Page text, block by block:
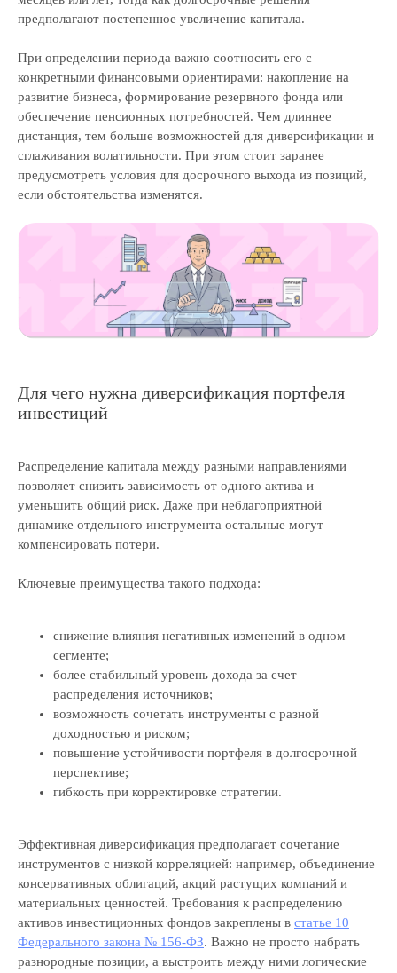
предполагают постепенное увеличение капитала.
При определении периода важно соотносить его с
конкретными финансовыми ориентирами: накопление на
развитие бизнеса, формирование резервного фонда или
обеспечение пенсионных потребностей. Чем длиннее
дистанция, тем больше возможностей для диверсификации и
сглаживания волатильности. При этом стоит заранее
предусмотреть условия для досрочного выхода из позиций,
если обстоятельства изменятся.
Для чего нужна диверсификация портфеля
инвестиций
Распределение капитала между разными направлениями
позволяет снизить зависимость от одного актива и
уменьшить общий риск. Даже при неблагоприятной
динамике отдельного инструмента остальные могут
компенсировать потери.
Ключевые преимущества такого подхода:
снижение влияния негативных изменений в одном
сегменте;
более стабильный уровень дохода за счет
распределения источников;
возможность сочетать инструменты с разной
доходностью и риском;
повышение устойчивости портфеля в долгосрочной
перспективе;
гибкость при корректировке стратегии.
Эффективная диверсификация предполагает сочетание
инструментов с низкой корреляцией: например, объединение
консервативных облигаций, акций растущих компаний и
материальных ценностей. Требования к распределению
активов инвестиционных фондов закреплены в статье 10
Федерального закона № 156-ФЗ. Важно не просто набрать
разнородные позиции, а выстроить между ними логические
+7
Даю свое согласие наобработку
информационных материалов
Отправить заявку
Свяжемся с вами в течение 15 минут
и предложим экспертные решения для ваших